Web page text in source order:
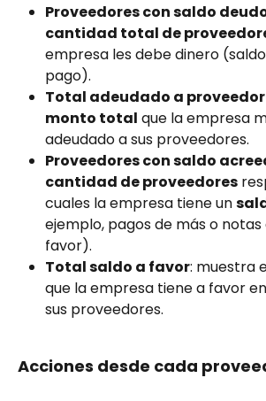
Proveedores con saldo
cantidad total de
empresa les debe dinero
pago).
Total adeudado a
monto total que la empresa
adeudado a sus proveedores.
Proveedores con saldo
cantidad de proveedores
cuales la empresa tiene un
ejemplo, pagos de más o
favor).
Total saldo a favor: muestra
que la empresa tiene a favor
sus proveedores.
Acciones desde cada